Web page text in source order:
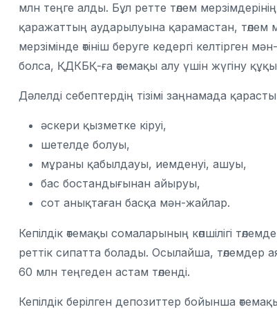
млн теңге алды. Бұл ретте төлем
қаражаттың аударылуына қарамастан, төлем
мерзімінде өтініш беруге кедергі келтірген
болса, ҚДКБҚ-ға өтемақы алу үшін жүгіну
Дәлелді себептердің тізімі заңнамада
әскери қызметке кіруі,
шетелде болуы,
мұраны қабылдауы, иемденуі, ашуы,
бас бостандығынан айыруы,
сот анықтаған басқа мән-жайлар.
Кепілдік өтемақы сомаларының көпшілігі
реттік сипатта болады. Осылайша, төлемдер
60 млн теңгеден астам төленді.
Кепілдік берілген депозиттер бойынша